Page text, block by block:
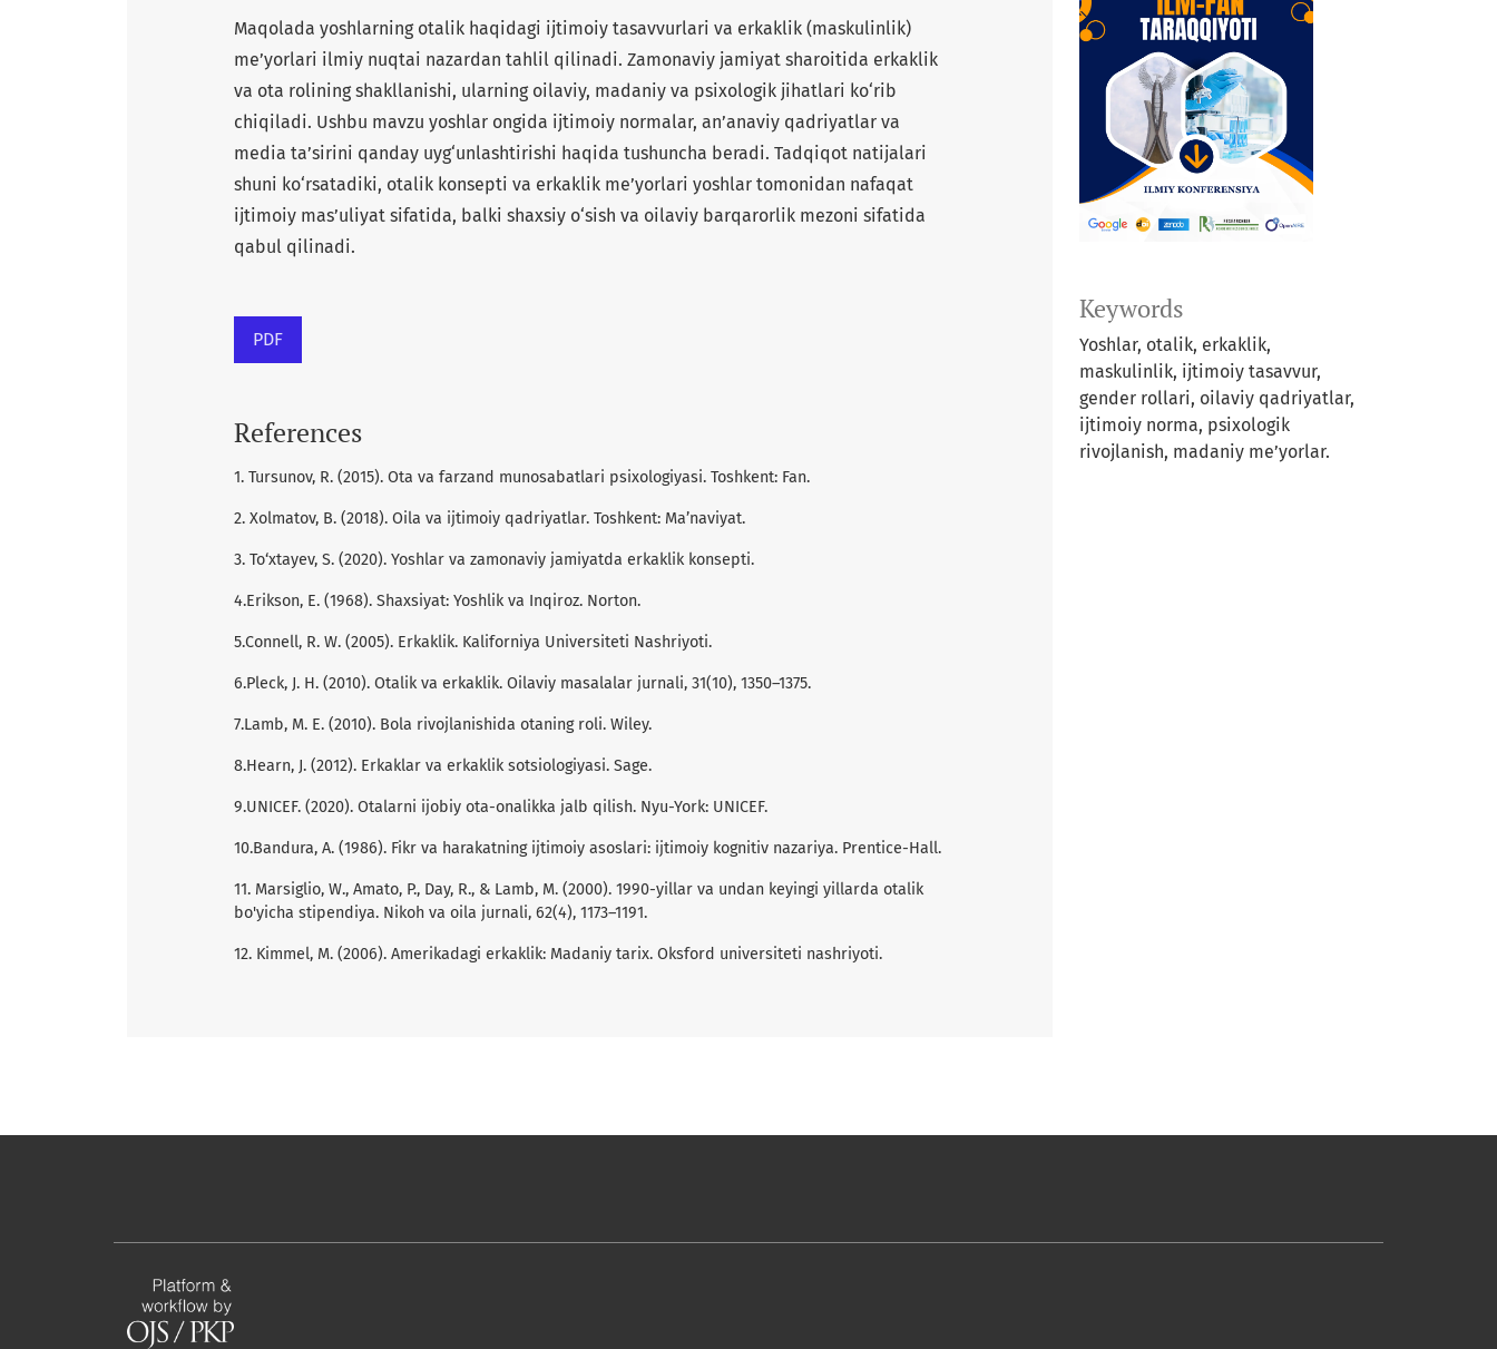
Keywords
Yoshlar, otalik, erkaklik,
maskulinlik, ijtimoiy tasavvur,
gender rollari, oilaviy qadriyatlar,
ijtimoiy norma, psixologik
rivojlanish, madaniy me’yorlar.
Maqolada yoshlarning otalik haqidagi ijtimoiy tasavvurlari va erkaklik (maskulinlik)
me’yorlari ilmiy nuqtai nazardan tahlil qilinadi. Zamonaviy jamiyat sharoitida erkaklik
va ota rolining shakllanishi, ularning oilaviy, madaniy va psixologik jihatlari ko‘rib
chiqiladi. Ushbu mavzu yoshlar ongida ijtimoiy normalar, an’anaviy qadriyatlar va
media ta’sirini qanday uyg‘unlashtirishi haqida tushuncha beradi. Tadqiqot natijalari
shuni ko‘rsatadiki, otalik konsepti va erkaklik me’yorlari yoshlar tomonidan nafaqat
ijtimoiy mas’uliyat sifatida, balki shaxsiy o‘sish va oilaviy barqarorlik mezoni sifatida
qabul qilinadi.
PDF
References
1. Tursunov, R. (2015). Ota va farzand munosabatlari psixologiyasi. Toshkent: Fan.
2. Xolmatov, B. (2018). Oila va ijtimoiy qadriyatlar. Toshkent: Ma’naviyat.
3. To‘xtayev, S. (2020). Yoshlar va zamonaviy jamiyatda erkaklik konsepti.
4.Erikson, E. (1968). Shaxsiyat: Yoshlik va Inqiroz. Norton.
5.Connell, R. W. (2005). Erkaklik. Kaliforniya Universiteti Nashriyoti.
6.Pleck, J. H. (2010). Otalik va erkaklik. Oilaviy masalalar jurnali, 31(10), 1350–1375.
7.Lamb, M. E. (2010). Bola rivojlanishida otaning roli. Wiley.
8.Hearn, J. (2012). Erkaklar va erkaklik sotsiologiyasi. Sage.
9.UNICEF. (2020). Otalarni ijobiy ota-onalikka jalb qilish. Nyu-York: UNICEF.
10.Bandura, A. (1986). Fikr va harakatning ijtimoiy asoslari: ijtimoiy kognitiv nazariya. Prentice-Hall.
11. Marsiglio, W., Amato, P., Day, R., & Lamb, M. (2000). 1990-yillar va undan keyingi yillarda otalik
bo'yicha stipendiya. Nikoh va oila jurnali, 62(4), 1173–1191.
12. Kimmel, M. (2006). Amerikadagi erkaklik: Madaniy tarix. Oksford universiteti nashriyoti.